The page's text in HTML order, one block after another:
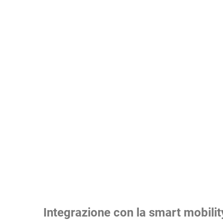
Integrazione con la smart